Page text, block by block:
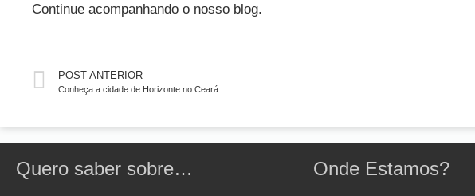
Continue acompanhando o nosso blog.
POST ANTERIOR
Conheça a cidade de Horizonte no Ceará
Quero saber sobre… Onde Estamos?